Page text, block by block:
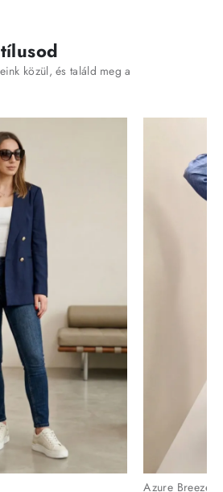
közül, és találd meg a
Azure Breeze